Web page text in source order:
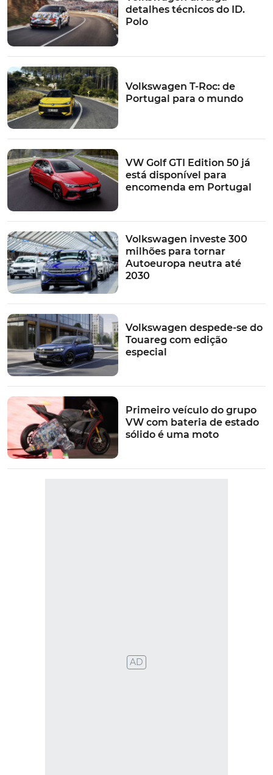
detalhes técnicos do ID.
Polo
Volkswagen T-Roc: de
Portugal para o mundo
VW Golf GTI Edition 50 já
está disponível para
encomenda em Portugal
Volkswagen investe 300
milhões para tornar
Autoeuropa neutra até
2030
Volkswagen despede-se do
Touareg com edição
especial
Primeiro veículo do grupo
VW com bateria de estado
sólido é uma moto